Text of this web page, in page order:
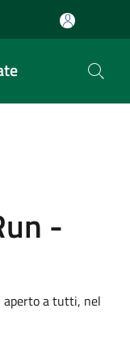
-
aperto a tutti, nel